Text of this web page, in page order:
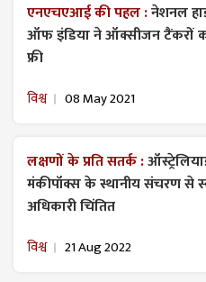
एनएचएआई की पहल :नेशनल
ऑफ इंडिया ने ऑक्सीजन टैंकरों
फ्री
विश्व 08 May 2021
लक्षणों के प्रति सतर्क :
मंकीपॉक्स के स्थानीय संचरण से
अधिकारी चिंतित
विश्व 21 Aug 2022